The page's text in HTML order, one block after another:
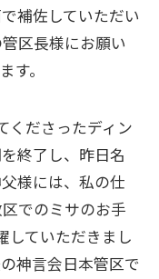
補佐していただい
区長様にお願い
す。
くださったディン
終了し、昨日名
様には、私の仕
でのミサのお手
していただきまし
神言会日本管区で